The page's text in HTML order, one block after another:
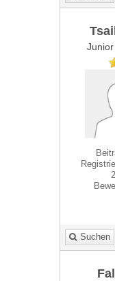
Suchen